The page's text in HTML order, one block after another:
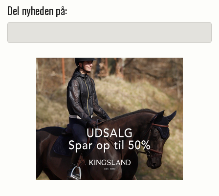
Del nyheden på: